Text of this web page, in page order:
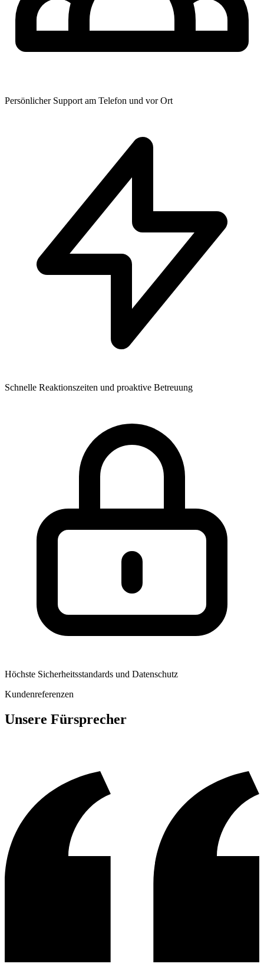
Persönlicher Support am Telefon und vor Ort
Schnelle Reaktionszeiten und proaktive Betreuung
Höchste Sicherheitsstandards und Datenschutz
Kundenreferenzen
Unsere Fürsprecher